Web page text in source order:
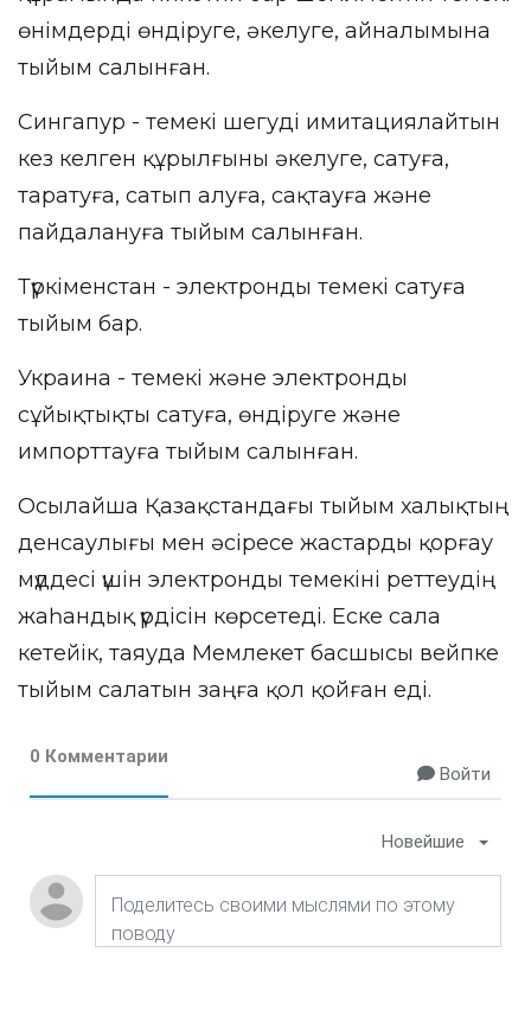
өнімдерді өндіруге, әкелуге, айналымына
тыйым салынған.
Сингапур - темекі шегуді имитациялайтын
кез келген құрылғыны әкелуге, сатуға,
таратуға, сатып алуға, сақтауға және
пайдалануға тыйым салынған.
Түркіменстан - электронды темекі сатуға
тыйым бар.
Украина - темекі және электронды
сұйықтықты сатуға, өндіруге және
импорттауға тыйым салынған.
Осылайша Қазақстандағы тыйым халықтың
денсаулығы мен әсіресе жастарды қорғау
мүддесі үшін электронды темекіні реттеудің
жаһандық үрдісін көрсетеді. Еске сала
кетейік, таяуда Мемлекет басшысы вейпке
тыйым салатын заңға қол қойған еді.
0 Комментарии
Войти
Новейшие